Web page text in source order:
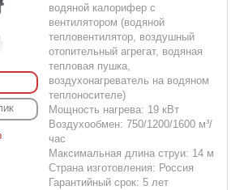
водяной калорифер с
вентилятором (водяной
тепловентилятор, воздушный
отопительный агрегат, водяная
тепловая пушка,
воздухонагреватель на водяном
теплоносителе)
Мощность нагрева: 19 кВт
Воздухообмен: 750/1200/1600 м³/
час
Максимальная длина струи: 14 м
Страна изготовления: Россия
Гарантийный срок: 5 лет